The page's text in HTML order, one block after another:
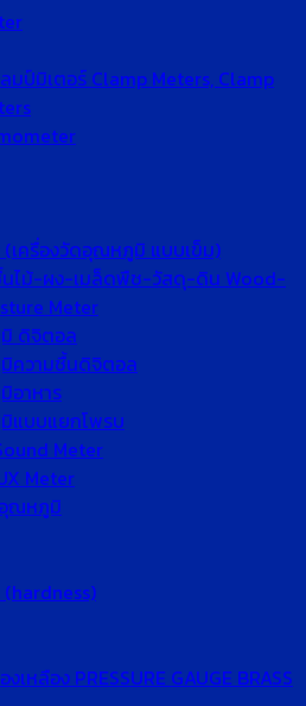
มป์มิเตอร์ Clamp Meters, Clamp
เครื่องวัดอุณหภูมิ แบบเข็ม)
นไม้-ผง-เมล็ดพืช-วัสดุ-ดิน Wood-
Meter
ดิจิตอล
ความชื้นดิจิตอล
อาหาร
แบบแยกโพรบ
Meter
Meter
ณหภูมิ
หลือง PRESSURE GAUGE BRASS